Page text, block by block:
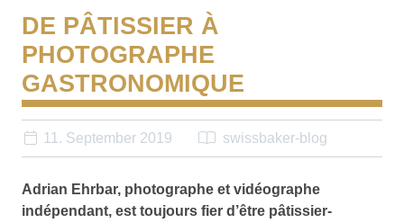
DE PÂTISSIER À
PHOTOGRAPHE
GASTRONOMIQUE
11. September 2019 swissbaker-blog
Adrian Ehrbar, photographe et vidéographe
indépendant, est toujours fier d’être pâtissier-